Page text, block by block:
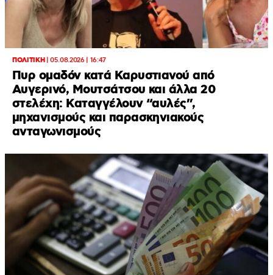
ΠΟΛΙΤΙΚΗ|05.08.2026 | 16:47
Πυρ ομαδόν κατά Καρυστιανού από
Αυγερινό, Μουτσάτσου και άλλα 20
στελέχη: Καταγγέλουν “αυλές”,
μηχανισμούς και παρασκηνιακούς
ανταγωνισμούς